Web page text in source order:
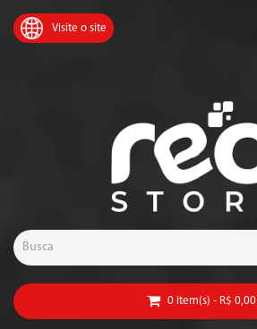
Visite o site
0 item(s) - R$ 0,00